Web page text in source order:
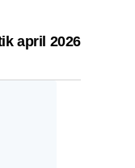
april 2026